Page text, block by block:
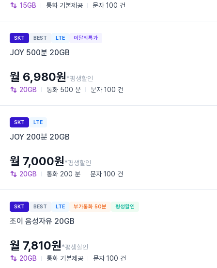
15GB 통화 기본제공 문자 100 건
SKT BEST LTE 이달의특가
JOY 500분 20GB
20GB 통화 500 분 문자 100 건
월 6,980원*평생할인
SKT LTE
JOY 200분 20GB
20GB 통화 200 분 문자 100 건
월 7,000원*평생할인
SKT BEST LTE 부가통화 50분 평생할인
조이 음성자유 20GB
20GB 통화 기본제공 문자 100 건
월 7,810원*평생할인